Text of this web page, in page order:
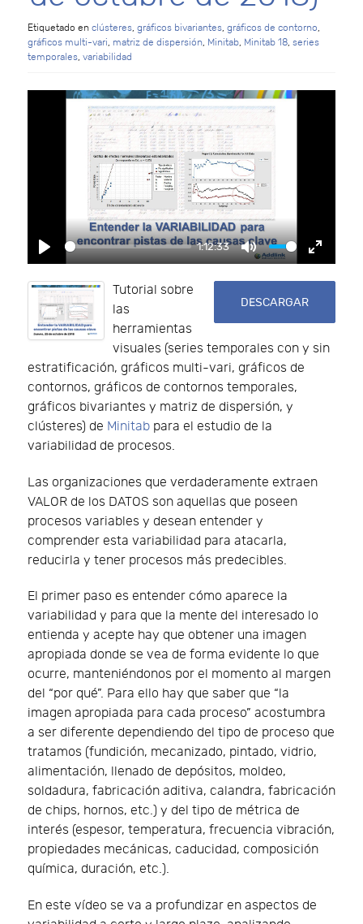
Etiquetado en clústeres, gráficos bivariantes, gráficos de contorno,
gráficos multi-vari, matriz de dispersión, Minitab, Minitab 18, series
temporales, variabilidad
Play
1:12:33
Mute Enter
DESCARGAR
Tutorial sobre
las
herramientas
visuales (series temporales con y sin
estratificación, gráficos multi-vari, gráficos de
contornos, gráficos de contornos temporales,
gráficos bivariantes y matriz de dispersión, y
clústeres) de Minitab para el estudio de la
variabilidad de procesos.
Las organizaciones que verdaderamente extraen
VALOR de los DATOS son aquellas que poseen
procesos variables y desean entender y
comprender esta variabilidad para atacarla,
reducirla y tener procesos más predecibles.
El primer paso es entender cómo aparece la
variabilidad y para que la mente del interesado lo
entienda y acepte hay que obtener una imagen
apropiada donde se vea de forma evidente lo que
ocurre, manteniéndonos por el momento al margen
del “por qué”. Para ello hay que saber que “la
imagen apropiada para cada proceso” acostumbra
a ser diferente dependiendo del tipo de proceso que
tratamos (fundición, mecanizado, pintado, vidrio,
alimentación, llenado de depósitos, moldeo,
soldadura, fabricación aditiva, calandra, fabricación
de chips, hornos, etc.) y del tipo de métrica de
interés (espesor, temperatura, frecuencia vibración,
propiedades mecánicas, caducidad, composición
química, duración, etc.).
En este vídeo se va a profundizar en aspectos de